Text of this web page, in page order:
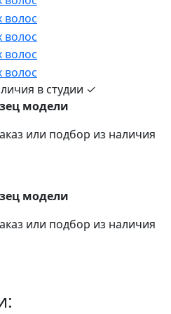
в студии ✓
модели
или подбор из наличия
модели
или подбор из наличия